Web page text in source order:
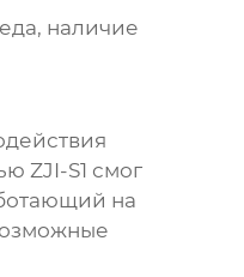
наличие
ZJI-S1 смог
на